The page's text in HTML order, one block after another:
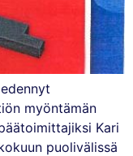
myöntämän
Kari
puolivälissä